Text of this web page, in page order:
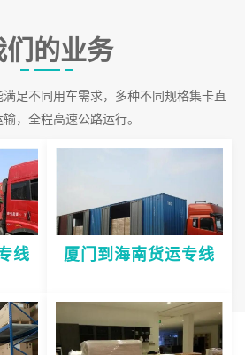
们的业务
足不同用车需求，多种不同规格集卡直
，全程高速公路运行。
线 厦门到海南货运专线